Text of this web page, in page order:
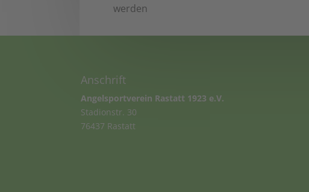
werden
Anschrift
Angelsportverein Rastatt 1923 e.V.
Stadionstr. 30
76437 Rastatt